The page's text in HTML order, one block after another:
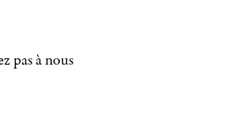
pas à nous